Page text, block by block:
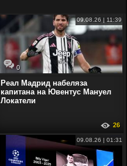
0
09.08.26 | 11:39
Реал Мадрид набеляза
капитана на Ювентус Мануел
Локатели
26
09.08.26 | 01:31